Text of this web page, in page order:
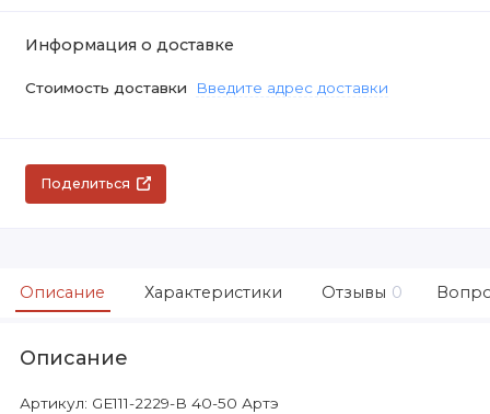
Информация о доставке
Стоимость доставки Введите адрес доставки
Поделиться
Описание Характеристики Отзывы 0
Описание
Артикул: GE111-2229-B 40-50 Артэ